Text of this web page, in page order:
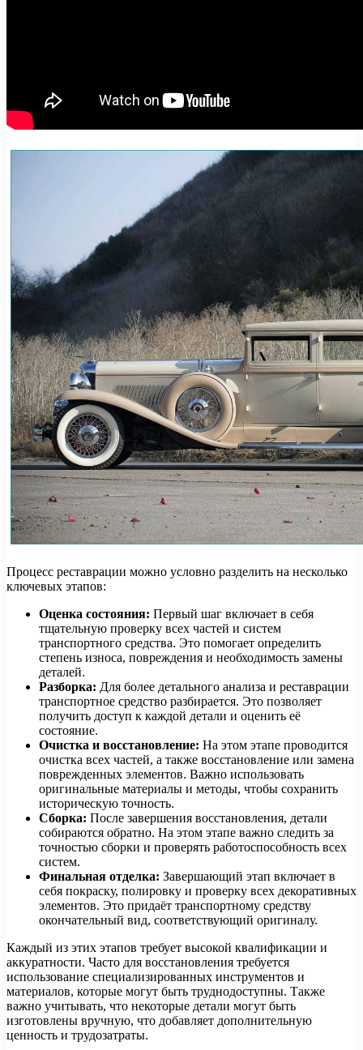
Процесс реставрации можно условно разделить на несколько
ключевых этапов:
Оценка состояния: Первый шаг включает в себя
тщательную проверку всех частей и систем
транспортного средства. Это помогает определить
степень износа, повреждения и необходимость замены
деталей.
Разборка: Для более детального анализа и реставрации
транспортное средство разбирается. Это позволяет
получить доступ к каждой детали и оценить её
состояние.
Очистка и восстановление: На этом этапе проводится
очистка всех частей, а также восстановление или замена
поврежденных элементов. Важно использовать
оригинальные материалы и методы, чтобы сохранить
историческую точность.
Сборка: После завершения восстановления, детали
собираются обратно. На этом этапе важно следить за
точностью сборки и проверять работоспособность всех
систем.
Финальная отделка: Завершающий этап включает в
себя покраску, полировку и проверку всех декоративных
элементов. Это придаёт транспортному средству
окончательный вид, соответствующий оригиналу.
Каждый из этих этапов требует высокой квалификации и
аккуратности. Часто для восстановления требуется
использование специализированных инструментов и
материалов, которые могут быть труднодоступны. Также
важно учитывать, что некоторые детали могут быть
изготовлены вручную, что добавляет дополнительную
ценность и трудозатраты.